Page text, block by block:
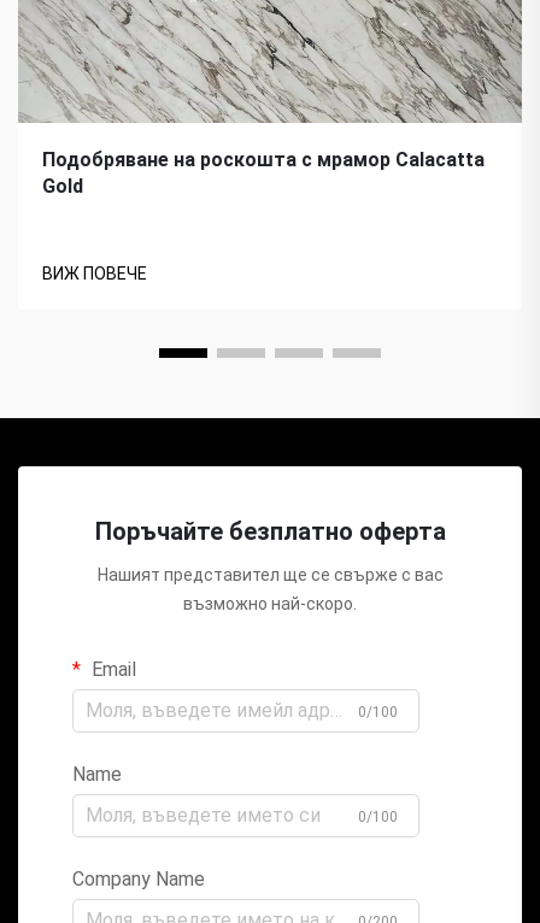
Подобряване на роскошта с мрамор Calacatta
Gold
ВИЖ ПОВЕЧЕ
Поръчайте безплатно оферта
Нашият представител ще се свърже с вас
възможно най-скоро.
Email
0/100
Name
0/100
Company Name